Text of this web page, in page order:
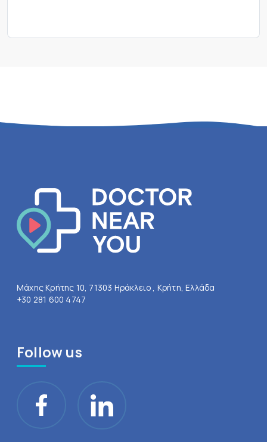
Μάχης Κρήτης 10, 71303 Ηράκλειο , Κρήτη, Ελλάδα
+30 281 600 4747
Follow us